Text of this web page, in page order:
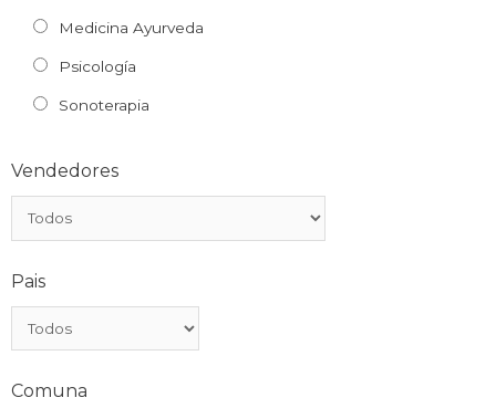
Medicina Ayurveda
Psicología
Sonoterapia
Vendedores
Pais
Comuna